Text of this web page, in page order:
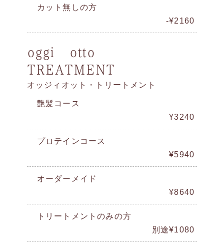
カット無しの方
-¥2160
oggi otto
TREATMENT
オッジィオット・トリートメント
艶髪コース
¥3240
プロテインコース
¥5940
オーダーメイド
¥8640
トリートメントのみの方
別途¥1080